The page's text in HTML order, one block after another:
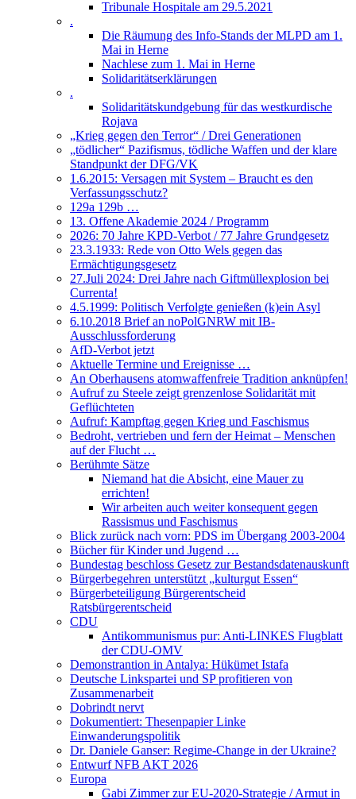
Tribunale Hospitale am 29.5.2021
.
Die Räumung des Info-Stands der MLPD am 1.
Mai in Herne
Nachlese zum 1. Mai in Herne
Solidaritätserklärungen
.
Solidaritätskundgebung für das westkurdische
Rojava
„Krieg gegen den Terror“ / Drei Generationen
„tödlicher“ Pazifismus, tödliche Waffen und der klare
Standpunkt der DFG/VK
1.6.2015: Versagen mit System – Braucht es den
Verfassungsschutz?
129a 129b …
13. Offene Akademie 2024 / Programm
2026: 70 Jahre KPD-Verbot / 77 Jahre Grundgesetz
23.3.1933: Rede von Otto Wels gegen das
Ermächtigungsgesetz
27.Juli 2024: Drei Jahre nach Giftmüllexplosion bei
Currenta!
4.5.1999: Politisch Verfolgte genießen (k)ein Asyl
6.10.2018 Brief an noPolGNRW mit IB-
Ausschlussforderung
AfD-Verbot jetzt
Aktuelle Termine und Ereignisse …
An Oberhausens atomwaffenfreie Tradition anknüpfen!
Aufruf zu Steele zeigt grenzenlose Solidarität mit
Geflüchteten
Aufruf: Kampftag gegen Krieg und Faschismus
Bedroht, vertrieben und fern der Heimat – Menschen
auf der Flucht …
Berühmte Sätze
Niemand hat die Absicht, eine Mauer zu
errichten!
Wir arbeiten auch weiter konsequent gegen
Rassismus und Faschismus
Blick zurück nach vorn: PDS im Übergang 2003-2004
Bücher für Kinder und Jugend …
Bundestag beschloss Gesetz zur Bestandsdatenauskunft
Bürgerbegehren unterstützt „kulturgut Essen“
Bürgerbeteiligung Bürgerentscheid
Ratsbürgerentscheid
CDU
Antikommunismus pur: Anti-LINKES Flugblatt
der CDU-OMV
Demonstrantion in Antalya: Hükümet Istafa
Deutsche Linkspartei und SP profitieren von
Zusammenarbeit
Dobrindt nervt
Dokumentiert: Thesenpapier Linke
Einwanderungspolitik
Dr. Daniele Ganser: Regime-Change in der Ukraine?
Entwurf NFB AKT 2026
Europa
Gabi Zimmer zur EU-2020-Strategie / Armut in